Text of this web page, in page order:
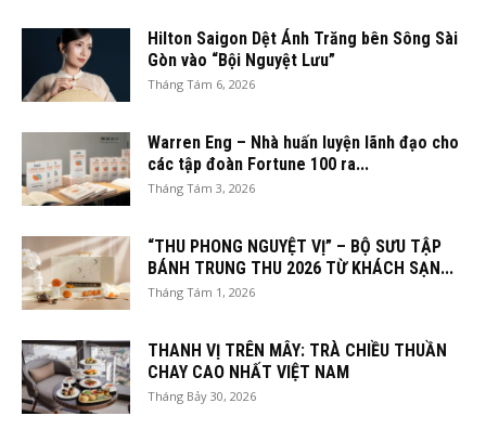
Hilton Saigon Dệt Ánh Trăng bên Sông Sài
Gòn vào “Bội Nguyệt Lưu”
Tháng Tám 6, 2026
Warren Eng – Nhà huấn luyện lãnh đạo cho
các tập đoàn Fortune 100 ra...
Tháng Tám 3, 2026
“THU PHONG NGUYỆT VỊ” – BỘ SƯU TẬP
BÁNH TRUNG THU 2026 TỪ KHÁCH SẠN...
Tháng Tám 1, 2026
THANH VỊ TRÊN MÂY: TRÀ CHIỀU THUẦN
CHAY CAO NHẤT VIỆT NAM
Tháng Bảy 30, 2026